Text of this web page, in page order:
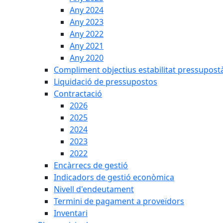
Any 2024
Any 2023
Any 2022
Any 2021
Any 2020
Compliment objectius estabilitat
Liquidació de pressupostos
Contractació
2026
2025
2024
2023
2022
Encàrrecs de gestió
Indicadors de gestió econòmica
Nivell d'endeutament
Termini de pagament a proveïdors
Inventari